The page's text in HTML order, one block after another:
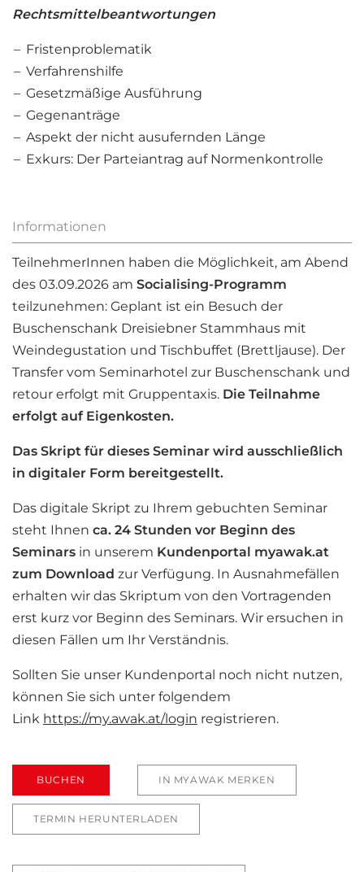
Rechtsmittelbeantwortungen
Fristenproblematik
Verfahrenshilfe
Gesetzmäßige Ausführung
Gegenanträge
Aspekt der nicht ausufernden Länge
Exkurs: Der Parteiantrag auf Normenkontrolle
Informationen
TeilnehmerInnen haben die Möglichkeit, am Abend
des 03.09.2026 am Socialising-Programm
teilzunehmen: Geplant ist ein Besuch der
Buschenschank Dreisiebner Stammhaus mit
Weindegustation und Tischbuffet (Brettljause). Der
Transfer vom Seminarhotel zur Buschenschank und
retour erfolgt mit Gruppentaxis. Die Teilnahme
erfolgt auf Eigenkosten.
Das Skript für dieses Seminar wird ausschließlich
in digitaler Form bereitgestellt.
Das digitale Skript zu Ihrem gebuchten Seminar
steht Ihnen ca. 24 Stunden vor Beginn des
Seminars in unserem Kundenportal myawak.at
zum Download zur Verfügung. In Ausnahmefällen
erhalten wir das Skriptum von den Vortragenden
erst kurz vor Beginn des Seminars. Wir ersuchen in
diesen Fällen um Ihr Verständnis.
Sollten Sie unser Kundenportal noch nicht nutzen,
können Sie sich unter folgendem
Link https://my.awak.at/login registrieren.
BUCHEN IN MYAWAK MERKEN
TERMIN HERUNTERLADEN